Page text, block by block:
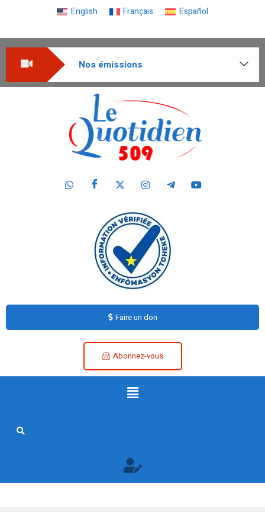
English Français Español
Nos émissions
Faire un don
Abonnez-vous